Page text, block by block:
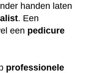
handen laten
. Een
een pedicure
professionele